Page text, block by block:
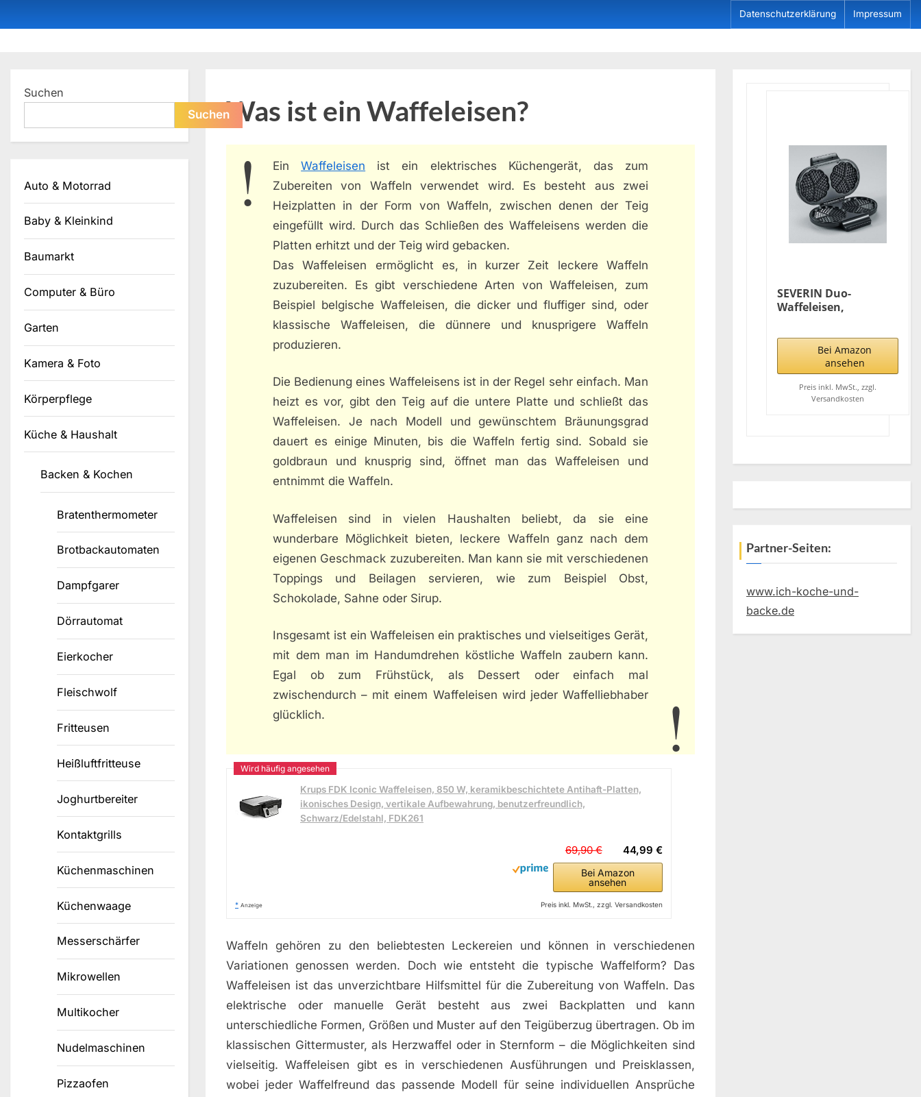
to
Datenschutzerklärung Impressum
Was ist ein Waffeleisen?
EinWaffeleisen ist ein elektrisches Küchengerät, das zum
Zubereiten von Waffeln verwendet wird. Es besteht aus zwei
Heizplatten in der Form von Waffeln, zwischen denen der Teig
eingefüllt wird. Durch das Schließen des Waffeleisens werden die
Platten erhitzt und der Teig wird gebacken.
Das Waffeleisen ermöglicht es, in kurzer Zeit leckere Waffeln
zuzubereiten. Es gibt verschiedene Arten von Waffeleisen, zum
Beispiel belgische Waffeleisen, die dicker und fluffiger sind, oder
klassische Waffeleisen, die dünnere und knusprigere Waffeln
produzieren.
Die Bedienung eines Waffeleisens ist in der Regel sehr einfach. Man
heizt es vor, gibt den Teig auf die untere Platte und schließt das
Waffeleisen. Je nach Modell und gewünschtem Bräunungsgrad
dauert es einige Minuten, bis die Waffeln fertig sind. Sobald sie
goldbraun und knusprig sind, öffnet man das Waffeleisen und
entnimmt die Waffeln.
Waffeleisen sind in vielen Haushalten beliebt, da sie eine
wunderbare Möglichkeit bieten, leckere Waffeln ganz nach dem
eigenen Geschmack zuzubereiten. Man kann sie mit verschiedenen
Toppings und Beilagen servieren, wie zum Beispiel Obst,
Schokolade, Sahne oder Sirup.
Insgesamt ist ein Waffeleisen ein praktisches und vielseitiges Gerät,
mit dem man im Handumdrehen köstliche Waffeln zaubern kann.
Egal ob zum Frühstück, als Dessert oder einfach mal
zwischendurch – mit einem Waffeleisen wird jeder Waffelliebhaber
glücklich.
Krups FDK Iconic Waffeleisen, 850 W, keramikbeschichtete Antihaft-Platten,
ikonisches Design, vertikale Aufbewahrung, benutzerfreundlich,
Schwarz/Edelstahl, FDK261
44,99 €
69,90 €
Bei Amazon
ansehen
* Anzeige Preis inkl. MwSt., zzgl. Versandkosten
Waffeln gehören zu den beliebtesten Leckereien und können in verschiedenen
Variationen genossen werden. Doch wie entsteht die typische Waffelform? Das
Waffeleisen ist das unverzichtbare Hilfsmittel für die Zubereitung von Waffeln. Das
elektrische oder manuelle Gerät besteht aus zwei Backplatten und kann
unterschiedliche Formen, Größen und Muster auf den Teigüberzug übertragen. Ob im
klassischen Gittermuster, als Herzwaffel oder in Sternform – die Möglichkeiten sind
vielseitig. Waffeleisen gibt es in verschiedenen Ausführungen und Preisklassen,
wobei jeder Waffelfreund das passende Modell für seine individuellen Ansprüche
Suchen
Suchen
Auto & Motorrad
Baby & Kleinkind
Baumarkt
Computer & Büro
Garten
Kamera & Foto
Körperpflege
Küche & Haushalt
Backen & Kochen
Bratenthermometer
Brotbackautomaten
Dampfgarer
Dörrautomat
Eierkocher
Fleischwolf
Fritteusen
Heißluftfritteuse
Joghurtbereiter
Kontaktgrills
Küchenmaschinen
Küchenwaage
Messerschärfer
Mikrowellen
Multikocher
Nudelmaschinen
Pizzaofen
SEVERIN Duo-
Waffeleisen,
Doppelwaffeleisen für
zwei klassische
Herzwaffeln,
Herzwaffeleisen im
Slim-Design, ca. 1.200
W Leistung, schwarz,
Bei Amazon
ansehen
Preis inkl. MwSt., zzgl.
Versandkosten
Partner-Seiten:
www.ich-koche-und-
backe.de